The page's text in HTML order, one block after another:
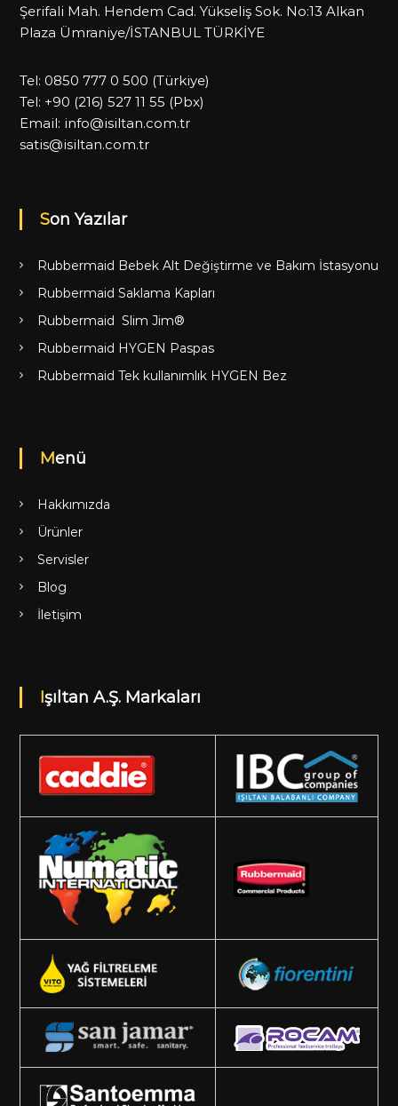
Şerifali Mah. Hendem Cad. Yükseliş Sok. No:13 Alkan
Plaza Ümraniye/İSTANBUL TÜRKİYE
Tel: 0850 777 0 500 (Türkiye)
Tel: +90 (216) 527 11 55 (Pbx)
Email: info@isiltan.com.tr
satis@isiltan.com.tr
Son Yazılar
Rubbermaid Bebek Alt Değiştirme ve Bakım İstasyonu
Rubbermaid Saklama Kapları
Rubbermaid Slim Jim®
Rubbermaid HYGEN Paspas
Rubbermaid Tek kullanımlık HYGEN Bez
Menü
Hakkımızda
Ürünler
Servisler
Blog
İletişim
Işıltan A.Ş. Markaları